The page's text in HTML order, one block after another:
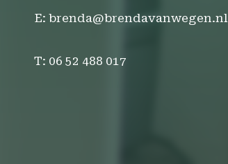
E: brenda@brendavanwegen.nl
T: 06 52 488 017